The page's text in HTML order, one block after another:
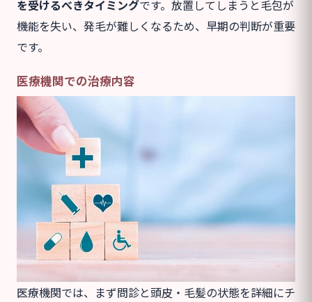
を受けるべきタイミングです。放置してしまうと毛包が
機能を失い、発毛が難しくなるため、早期の判断が重要
です。
医療機関での治療内容
医療機関では、まず問診と頭皮・毛髪の状態を詳細にチ